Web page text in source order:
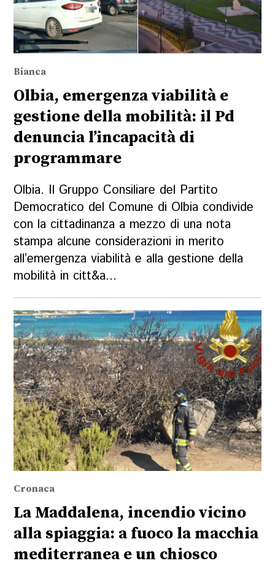
Bianca
Olbia, emergenza viabilità e
gestione della mobilità: il Pd
denuncia l’incapacità di
programmare
Olbia. Il Gruppo Consiliare del Partito
Democratico del Comune di Olbia condivide
con la cittadinanza a mezzo di una nota
stampa alcune considerazioni in merito
all’emergenza viabilità e alla gestione della
mobilità in citt&a...
Cronaca
La Maddalena, incendio vicino
alla spiaggia: a fuoco la macchia
mediterranea e un chiosco